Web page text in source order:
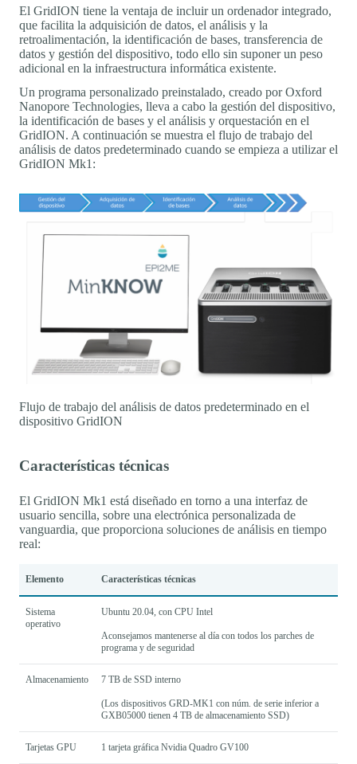
El GridION tiene la ventaja de incluir un ordenador integrado,
que facilita la adquisición de datos, el análisis y la
retroalimentación, la identificación de bases, transferencia de
datos y gestión del dispositivo, todo ello sin suponer un peso
adicional en la infraestructura informática existente.
Un programa personalizado preinstalado, creado por Oxford
Nanopore Technologies, lleva a cabo la gestión del dispositivo,
la identificación de bases y el análisis y orquestación en el
GridION. A continuación se muestra el flujo de trabajo del
análisis de datos predeterminado cuando se empieza a utilizar el
GridION Mk1:
Flujo de trabajo del análisis de datos predeterminado en el
dispositivo GridION
Características técnicas
El GridION Mk1 está diseñado en torno a una interfaz de
usuario sencilla, sobre una electrónica personalizada de
vanguardia, que proporciona soluciones de análisis en tiempo
real:
Elemento Características técnicas
Sistema
operativo
Ubuntu 20.04, con CPU Intel
Aconsejamos mantenerse al día con todos los parches de
programa y de seguridad
Almacenamiento 7 TB de SSD interno
(Los dispositivos GRD-MK1 con núm. de serie inferior a
GXB05000 tienen 4 TB de almacenamiento SSD)
Tarjetas GPU 1 tarjeta gráfica Nvidia Quadro GV100